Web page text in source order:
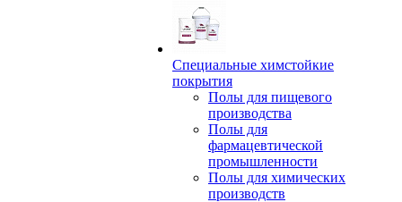
Специальные химстойкие
покрытия
Полы для пищевого
производства
Полы для
фармацевтической
промышленности
Полы для химических
производств